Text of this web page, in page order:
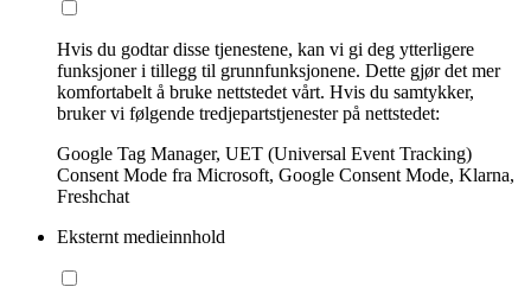
Hvis du godtar disse tjenestene, kan vi gi deg ytterligere
funksjoner i tillegg til grunnfunksjonene. Dette gjør det mer
komfortabelt å bruke nettstedet vårt. Hvis du samtykker,
bruker vi følgende tredjepartstjenester på nettstedet:
Google Tag Manager, UET (Universal Event Tracking)
Consent Mode fra Microsoft, Google Consent Mode, Klarna,
Freshchat
Eksternt medieinnhold